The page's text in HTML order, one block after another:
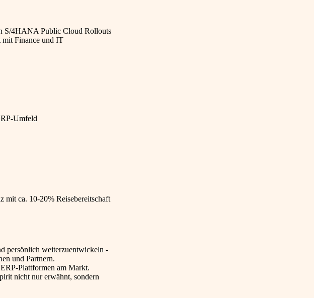
S/4HANA Public Cloud Rollouts
mit Finance und IT
Umfeld
mit ca. 10-20% Reisebereitschaft
persönlich weiterzuentwickeln -
und Partnern.
Plattformen am Markt.
nicht nur erwähnt, sondern